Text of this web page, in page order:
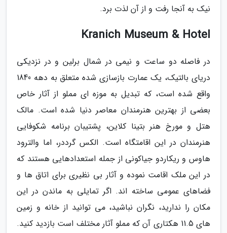
نیک به آنجا رفت و از آن لذت برد.
Kranich Museum & Hotel
در فاصله دو ساعت و نیمی در شمال برلین و در نزدیکی
دریای بالتیک، یک عمارت بازسازی شده متعلق به دهه 1840
واقع شده است، که تبدیل به موزه ای مملو از آثار خاص
بعضی از بهترین هنرمندان معاصر دنیا شده است. مالک
هتل و مورخ هنر بتینا کلاین، پشتیبان برنامه شکوفایی
هنرمندان در این اقامتگاه است. الکس گرددر، اما والترود
هاوس و ریکاردو جیاکونی از جمله استعدادهایی هستند که
در این ملک اقامت نموده و آثار بی نظیری برای اتاق ها و
فضاهای عمومی ساخته اند. اگر تمایلی به ماندن در این
مکان را ندارید، نگران نباشید، می توانید از خانه و زمین
های 11.5 هکتاری آن که مملو آثار مختلف است بازدید کنید.